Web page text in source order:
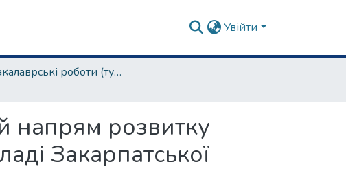
Увійти
бакалаврські роботи (туризм та рекреація)
напрям розвитку
Закарпатської